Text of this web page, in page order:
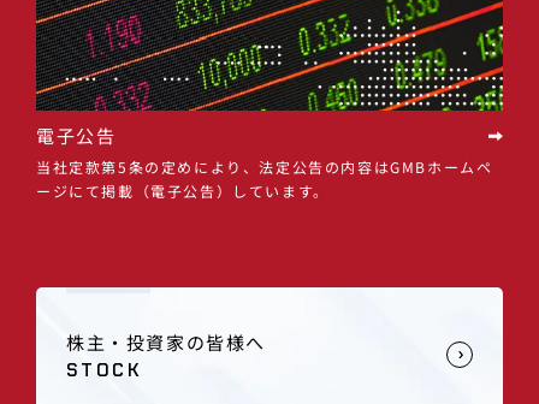
電子公告
当社定款第5条の定めにより、法定公告の内容はGMBホームペ
ージにて掲載（電子公告）しています。
株主・投資家の皆様へ
STOCK